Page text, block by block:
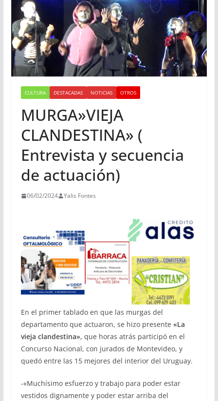
CULTURA DESTACADAS NOTICIAS OTROS
MURGA»VIEJA
CLANDESTINA» (
Entrevista y secuencia
de actuación)
06/02/2024 Yalis Fontes
En el primer tablado en que las murgas del
departamento que actuaron, se hizo presente «La
vieja clandestina», que horas atrás participó en el
Concurso Nacional, con jurados de Montevideo, y
quedó entre las 15 mejores del interior del Uruguay.
-«Muchísimo esfuerzo y trabajo para poder estar
vestidos dignamente y poder estar arriba del